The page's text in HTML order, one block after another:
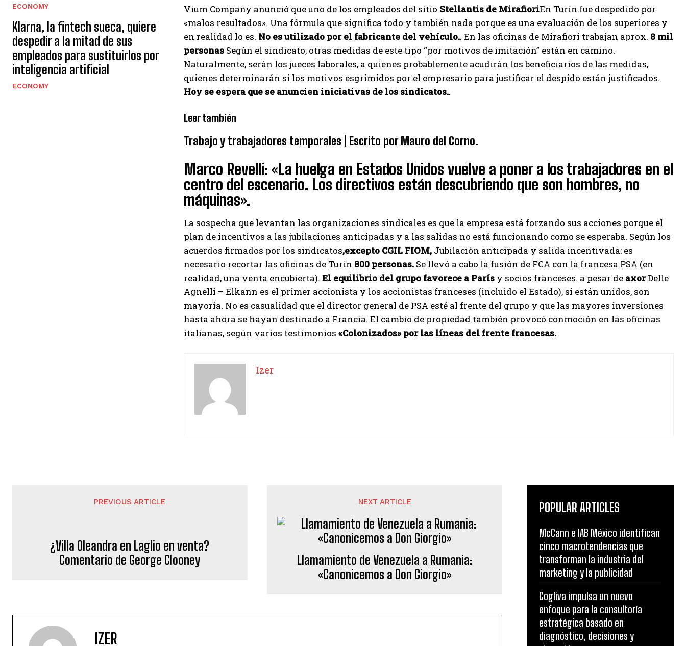
ECONOMY
Klarna, la fintech sueca, quiere
despedir a la mitad de sus
empleados para sustituirlos por
inteligencia artificial
ECONOMY
Vium Company anunció que uno de los empleados del sitio Stellantis de MirafioriEn Turín fue despedido por
«malos resultados». Una fórmula que significa todo y también nada porque es una evaluación de los superiores y
en realidad lo es. No es utilizado por el fabricante del vehículo.. En las oficinas de Mirafiori trabajan aprox. 8 mil
personas Según el sindicato, otras medidas de este tipo “por motivos de imitación” están en camino.
Naturalmente, serán los jueces laborales, a quienes probablemente acudirán los beneficiarios de las medidas,
quienes determinarán si los motivos esgrimidos por el empresario para justificar el despido están justificados.
Hoy se espera que se anuncien iniciativas de los sindicatos..
Leer también
Trabajo y trabajadores temporales | Escrito por Mauro del Corno.
Marco Revelli: «La huelga en Estados Unidos vuelve a poner a los trabajadores en el
centro del escenario. Los directivos están descubriendo que son hombres, no
máquinas».
La sospecha que levantan las organizaciones sindicales es que la empresa está forzando sus acciones porque el
plan de incentivos a las jubilaciones anticipadas y a las salidas no está funcionando como se esperaba. Según los
acuerdos firmados por los sindicatos,excepto CGIL FIOM, Jubilación anticipada y salida incentivada: es
necesario recortar las oficinas de Turín 800 personas. Se llevó a cabo la fusión de FCA con la francesa PSA (en
realidad, una venta encubierta). El equilibrio del grupo favorece a París y socios franceses. a pesar de axorDelle
Agnelli – Elkann es el primer accionista y los accionistas franceses (incluido el Estado), si están unidos, son
mayoría. No es casualidad que el director general de PSA esté al frente del grupo y que las mayores inversiones
hasta ahora se hayan destinado a Francia. El cambio de propiedad también provocó conmoción en las oficinas
italianas, según varios testimonios «Colonizados» por las líneas del frente francesas.
Izer
PREVIOUS ARTICLE
¿Villa Oleandra en Laglio en venta?
Comentario de George Clooney
NEXT ARTICLE
Llamamiento de Venezuela a Rumania:
«Canonicemos a Don Giorgio»
IZER
POPULAR ARTICLES
McCann e IAB México identifican
cinco macrotendencias que
transforman la industria del
marketing y la publicidad
Cogliva impulsa un nuevo
enfoque para la consultoría
estratégica basado en
diagnóstico, decisiones y